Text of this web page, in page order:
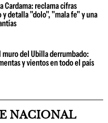
Cardama: reclama cifras
detalla "dolo", "mala fe" y una
muro del Ubilla derrumbado:
y vientos en todo el país
NACIONAL